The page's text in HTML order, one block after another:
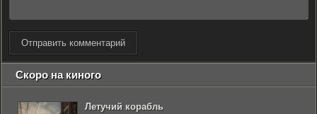
Отправить комментарий
Скоро на киного
Летучий корабль